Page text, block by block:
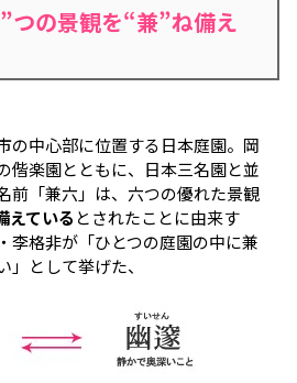
つの景観を“兼”ね備え
の中心部に位置する日本庭園。岡
偕楽園とともに、日本三名園と並
前「兼六」は、六つの優れた景観
えている とされたことに由来す
李格非が「ひとつの庭園の中に兼
として挙げた、